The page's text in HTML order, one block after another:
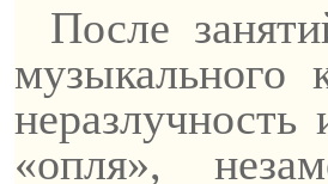
После
неразлучность
«опля»,